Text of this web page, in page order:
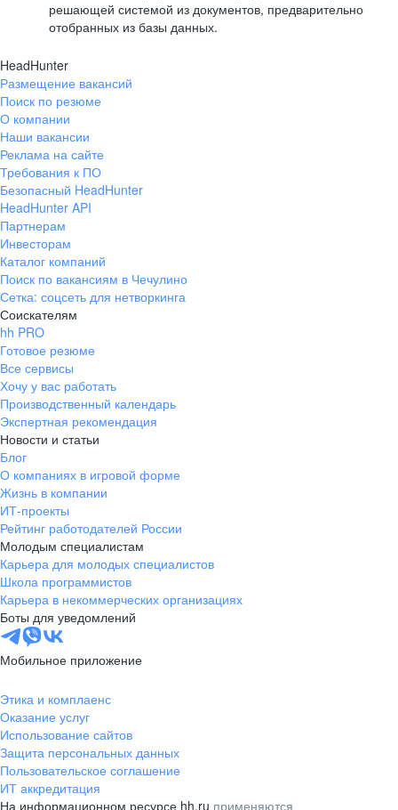
решающей системой из документов, предварительно
отобранных из базы данных.
HeadHunter
Размещение вакансий
Поиск по резюме
О компании
Наши вакансии
Реклама на сайте
Требования к ПО
Безопасный HeadHunter
HeadHunter API
Партнерам
Инвесторам
Каталог компаний
Поиск по вакансиям в Чечулино
Сетка: соцсеть для нетворкинга
Соискателям
hh PRO
Готовое резюме
Все сервисы
Хочу у вас работать
Производственный календарь
Экспертная рекомендация
Новости и статьи
Блог
О компаниях в игровой форме
Жизнь в компании
ИТ-проекты
Рейтинг работодателей России
Молодым специалистам
Карьера для молодых специалистов
Школа программистов
Карьера в некоммерческих организациях
Боты для уведомлений
Мобильное приложение
Этика и комплаенс
Оказание услуг
Использование сайтов
Защита персональных данных
Пользовательское соглашение
ИТ аккредитация
На информационном ресурсе hh.ru применяются